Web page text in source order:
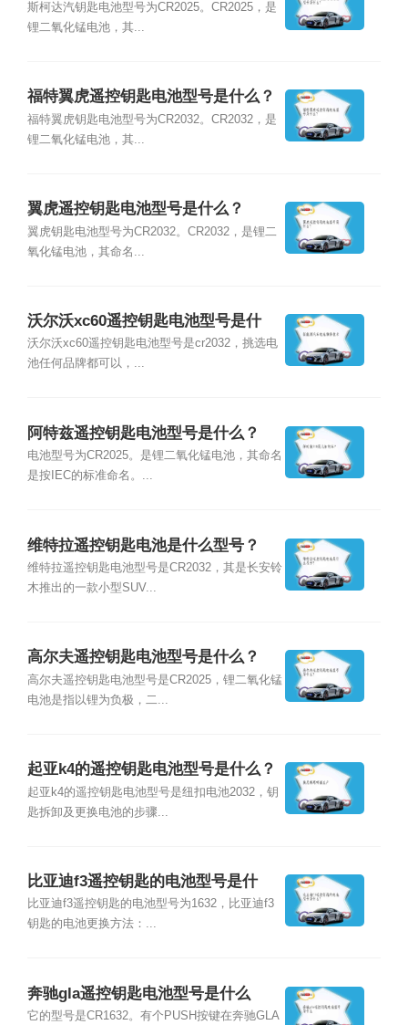
么？
斯柯达汽钥匙电池型号为CR2025。CR2025，是
锂二氧化锰电池，其...
福特翼虎遥控钥匙电池型号是什么？
福特翼虎钥匙电池型号为CR2032。CR2032，是
锂二氧化锰电池，其...
翼虎遥控钥匙电池型号是什么？
翼虎钥匙电池型号为CR2032。CR2032，是锂二
氧化锰电池，其命名...
沃尔沃xc60遥控钥匙电池型号是什
么？
沃尔沃xc60遥控钥匙电池型号是cr2032，挑选电
池任何品牌都可以，...
阿特兹遥控钥匙电池型号是什么？
电池型号为CR2025。是锂二氧化锰电池，其命名
是按IEC的标准命名。...
维特拉遥控钥匙电池是什么型号？
维特拉遥控钥匙电池型号是CR2032，其是长安铃
木推出的一款小型SUV...
高尔夫遥控钥匙电池型号是什么？
高尔夫遥控钥匙电池型号是CR2025，锂二氧化锰
电池是指以锂为负极，二...
起亚k4的遥控钥匙电池型号是什么？
起亚k4的遥控钥匙电池型号是纽扣电池2032，钥
匙拆卸及更换电池的步骤...
比亚迪f3遥控钥匙的电池型号是什
么？
比亚迪f3遥控钥匙的电池型号为1632，比亚迪f3
钥匙的电池更换方法：...
奔驰gla遥控钥匙电池型号是什么
它的型号是CR1632。有个PUSH按键在奔驰GLA